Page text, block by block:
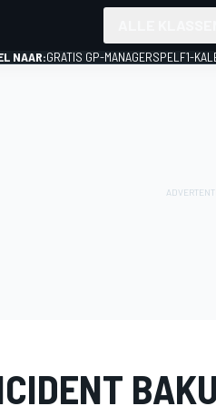
NAAR:GRATIS GP-MANAGERSPEL F1-